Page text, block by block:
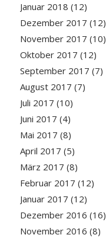
Januar 2018 (12)
Dezember 2017 (12)
November 2017 (10)
Oktober 2017 (12)
September 2017 (7)
August 2017 (7)
Juli 2017 (10)
Juni 2017 (4)
Mai 2017 (8)
April 2017 (5)
März 2017 (8)
Februar 2017 (12)
Januar 2017 (12)
Dezember 2016 (16)
November 2016 (8)